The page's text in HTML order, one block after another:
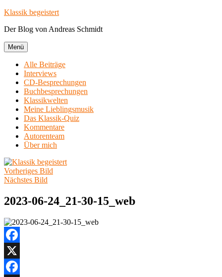
Zum
springen
Klassik begeistert
Der Blog von Andreas Schmidt
Menü
Alle Beiträge
Interviews
CD-Besprechungen
Buchbesprechungen
Klassikwelten
Meine Lieblingsmusik
Das Klassik-Quiz
Kommentare
Autorenteam
Über mich
Vorheriges Bild
Nächstes Bild
2023-06-24_21-30-15_web
Facebook
X